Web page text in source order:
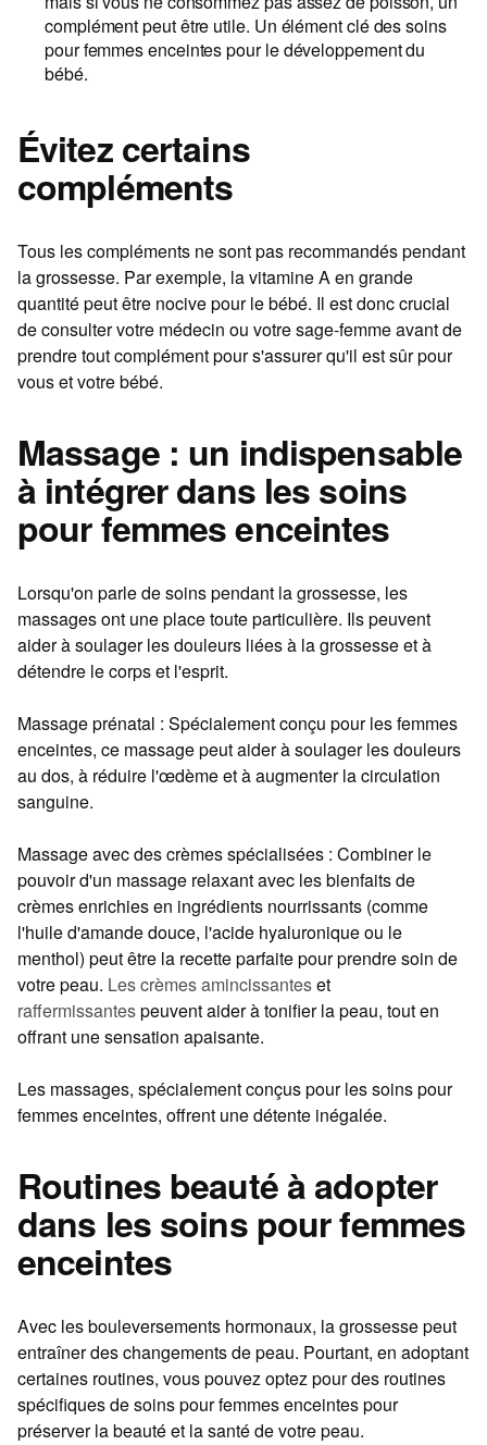
complément peut être utile. Un élément clé dessoins
pour femmes enceintespour le développement du
bébé.
Évitez certains
compléments
Tous les compléments ne sont pas recommandés pendant
la grossesse. Par exemple, la vitamine A en grande
quantité peut être nocive pour le bébé. Il est donc crucial
de consulter votre médecin ou votre sage-femme avant de
prendre tout complément pour s'assurer qu'il est sûr pour
vous et votre bébé.
Massage : un indispensable
à intégrer dans les soins
pour femmes enceintes
Lorsqu'on parle de soins pendant la grossesse, les
massages ont une place toute particulière. Ils peuvent
aider à soulager les douleurs liées à la grossesse et à
détendre le corps et l'esprit.
Massage prénatal : Spécialement conçu pour les femmes
enceintes, ce massage peut aider à soulager les douleurs
au dos, à réduire l'œdème et à augmenter la circulation
sanguine.
Massage avec des crèmes spécialisées : Combiner le
pouvoir d'un massage relaxant avec les bienfaits de
crèmes enrichies en ingrédients nourrissants (comme
l'huile d'amande douce, l'acide hyaluronique ou le
menthol) peut être la recette parfaite pour prendre soin de
votre peau. Lescrèmes amincissanteset
raffermissantespeuvent aider à tonifier la peau, tout en
offrant une sensation apaisante.
Les massages, spécialement conçus pour lessoins pour
femmes enceintes, offrent une détente inégalée.
Routines beauté à adopter
dans les soins pour femmes
enceintes
Avec les bouleversements hormonaux, la grossesse peut
entraîner des changements de peau. Pourtant, en adoptant
certaines routines, vous pouvez optez pour des routines
spécifiques desoins pour femmes enceintespour
préserver la beauté et la santé de votre peau.